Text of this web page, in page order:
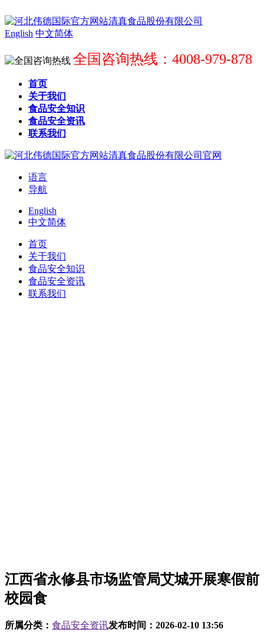
English 中文简体
全国咨询热线：4008-979-878
首页
关于我们
食品安全知识
食品安全资讯
联系我们
语言
导航
English
中文简体
首页
关于我们
食品安全知识
食品安全资讯
联系我们
江西省永修县市场监管局艾城开展寒假前
校园食
所属分类： 食品安全资讯发布时间： 2026-02-10 13:56